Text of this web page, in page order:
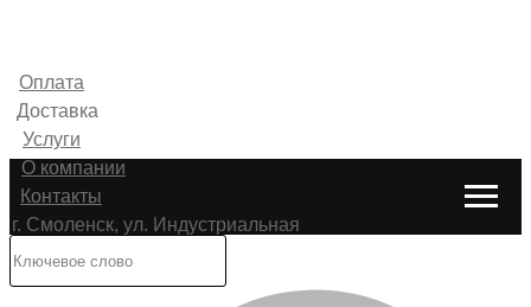
Оплата
Доставка
Услуги
О компании
Контакты
г. Смоленск, ул. Индустриальная